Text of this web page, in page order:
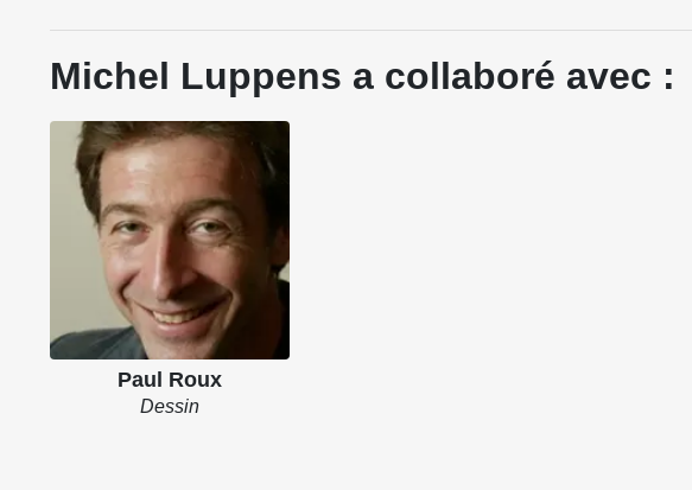
Michel Luppens a collaboré avec :
Paul Roux
Dessin